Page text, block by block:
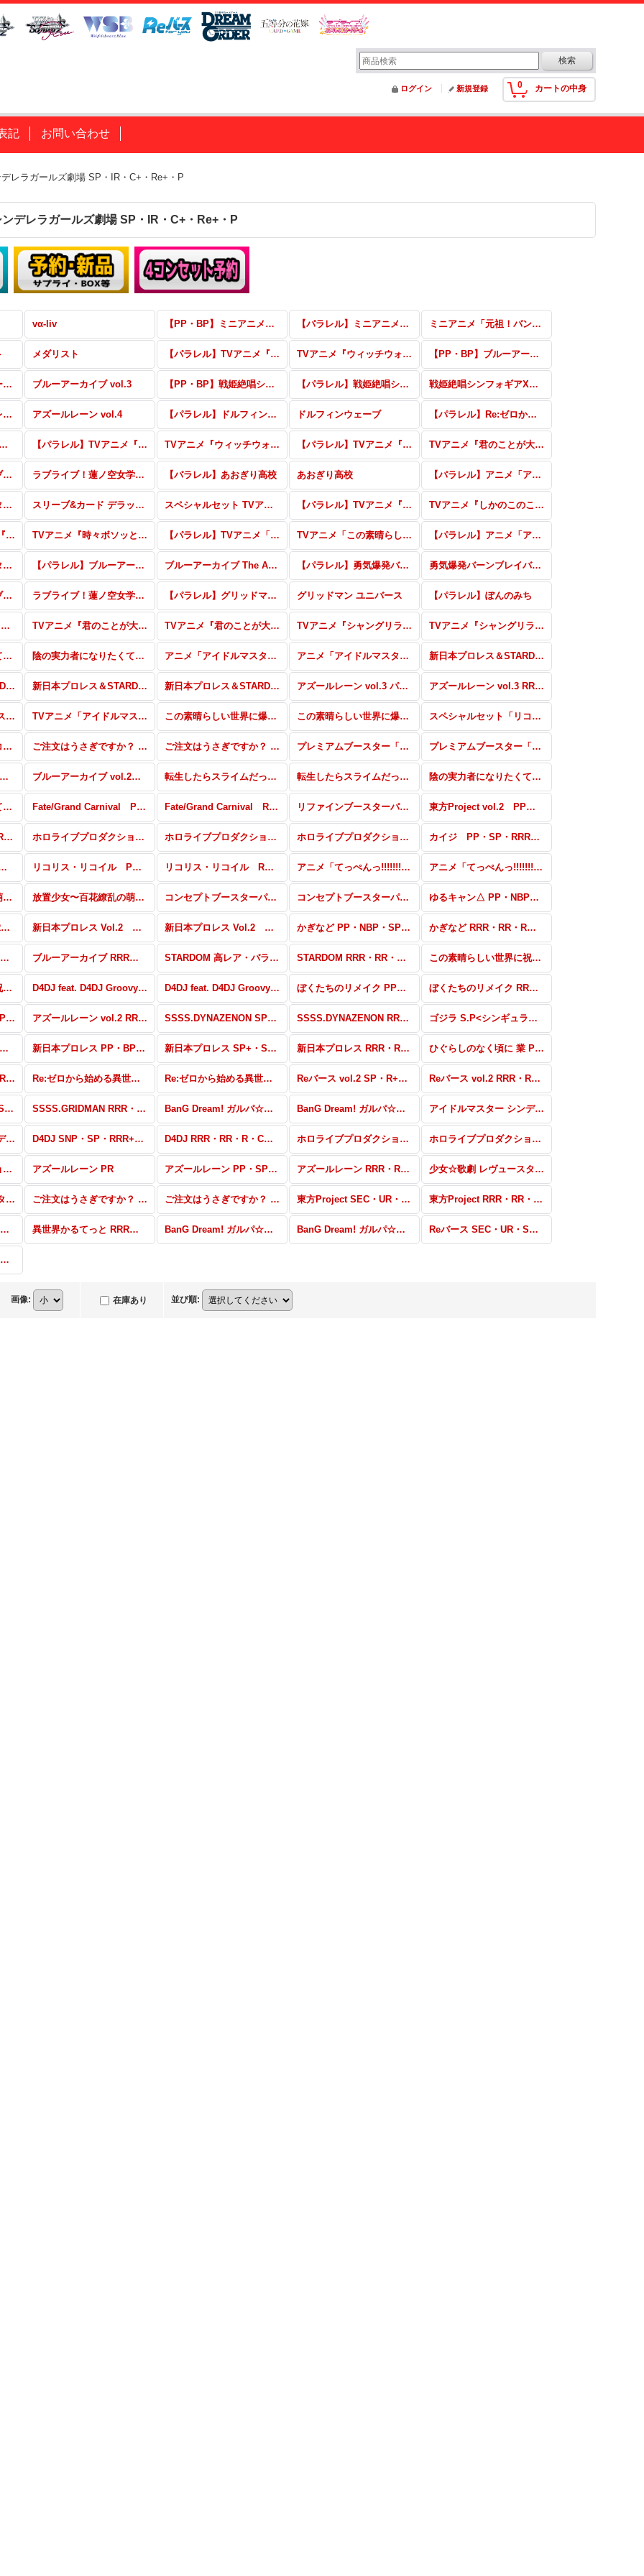
0 カートの中身
ログイン 新規登録
記 お問い合わせ
レラガールズ劇場 SP・IR・C+・Re+・P
デレラガールズ劇場 SP・IR・C+・Re+・P
vα-liv 【PP・BP】ミニアニメ「元祖！バンドリちゃん」 【パラレル】ミニアニメ「元祖！バンドリちゃん」 ミニアニメ「元祖！バンドリちゃん」
メダリスト 【パラレル】TVアニメ『ウィッチウォッチ』 vol.2 TVアニメ『ウィッチウォッチ』 vol.2 【PP・BP】ブルーアーカイブ vol.3
【パラレル】ブルーアーカイブ vol.3 ブルーアーカイブ vol.3 【PP・BP】戦姫絶唱シンフォギアXD UNLIMITED 【パラレル】戦姫絶唱シンフォギアXD UNLIMITED 戦姫絶唱シンフォギアXD UNLIMITED
【パラレル】アズールレーン vol.4 アズールレーン vol.4 【パラレル】ドルフィンウェーブ ドルフィンウェーブ 【パラレル】Re:ゼロから始める異世界生活 vol.2
始める異世界生活 vol.2 【パラレル】TVアニメ『ウィッチウォッチ』 TVアニメ『ウィッチウォッチ』 【パラレル】TVアニメ『君のことが大大大大大好きな100人の彼女』vol.2 TVアニメ『君のことが大大大大大好きな100人の彼女』vol.2
【パラレル】ラブライブ！蓮ノ空女学院スクールアイドルクラブ vol.2 ラブライブ！蓮ノ空女学院スクールアイドルクラブ vol.2 【パラレル】あおぎり高校 あおぎり高校 【パラレル】アニメ「アイドルマスター シャイニーカラーズ2nd season」
アニメ「アイドルマスター シャイニーカラーズ2nd season」 スリーブ&カード デラックスセット ラブライブ！蓮ノ空女学院スクールアイドルクラブ スペシャルセット TVアニメ『シャングリラ・フロンティア』 【パラレル】TVアニメ『しかのこのこのここしたんたん』 TVアニメ『しかのこのこのここしたんたん』
【パラレル】TVアニメ『時々ボソッとロシア語でデレる隣のアーリャさん』 TVアニメ『時々ボソッとロシア語でデレる隣のアーリャさん』 【パラレル】TVアニメ「この素晴らしい世界に祝福を！3」 TVアニメ「この素晴らしい世界に祝福を！3」 【パラレル】アニメ「アイドルマスター シャイニーカラーズ」
アニメ「アイドルマスター シャイニーカラーズ」 【パラレル】ブルーアーカイブ The Animation ブルーアーカイブ The Animation 【パラレル】勇気爆発バーンブレイバーン 勇気爆発バーンブレイバーン
【パラレル】ラブライブ！蓮ノ空女学院スクールアイドルクラブ ラブライブ！蓮ノ空女学院スクールアイドルクラブ 【パラレル】グリッドマン ユニバース グリッドマン ユニバース 【パラレル】ぽんのみち
ぽんのみち RRR・RR・R・C・Re TVアニメ『君のことが大大大大大好きな100人の彼女』パラレル TVアニメ『君のことが大大大大大好きな100人の彼女』RRR・RR・R・C・Re TVアニメ『シャングリラ・フロンティア』パラレル TVアニメ『シャングリラ・フロンティア』RRR・RR・R・C・Re
陰の実力者になりたくて！ vol.2 パラレル 陰の実力者になりたくて！ vol.2 RRR・RR・R・C・Re アニメ「アイドルマスター ミリオンライブ！」パラレル アニメ「アイドルマスター ミリオンライブ！」 RRR・RR・R・C・Re 新日本プロレス＆STARDOM パラレル(スターダム)
新日本プロレス＆STARDOM RRR・RR・R・C・Re(スターダム) 新日本プロレス＆STARDOM パラレル(新日本プロレス) 新日本プロレス＆STARDOM RRR・RR・R・C・Re(新日本プロレス) アズールレーン vol.3 パラレル アズールレーン vol.3 RRR・RR・R・C・Re
TVアニメ「アイドルマスター シンデレラガールズ U149」パラレル TVアニメ「アイドルマスター シンデレラガールズ U149」RRR・RR・R・C・Re この素晴らしい世界に爆焔を！ パラレル この素晴らしい世界に爆焔を！ RRR・RR・R・C・Re スペシャルセット「リコリス・リコイル」パラレル・PR
スペシャルセット「リコリス・リコイル」 ご注文はうさぎですか？ BLOOM vol.2 パラレル ご注文はうさぎですか？ BLOOM vol.2 RRR以下 プレミアムブースター「新日本プロレス＆STARDOM」 SSP・PBR+・PBP+ プレミアムブースター「新日本プロレス＆STARDOM」 PBR・PBP
ブルーアーカイブ vol.2 PP・NBP・SP・RRR+・RR+・C+・Re+ ブルーアーカイブ vol.2 RRR・RR・R・C・Re 転生したらスライムだった件 転スラ日記 PP・NBP・SP・Gre+・RRR+・RR+・R+・C+・Re+ 転生したらスライムだった件 転スラ日記 SDR・GRe・RRR・RR・R・C・Re 陰の実力者になりたくて！ PP・SP・GRe・RRR+・RR+・R+・C+・Re+
陰の実力者になりたくて！ SDR・GRe・RRR・RR・R・C・Re Fate/Grand Carnival PP・SP・RRR+・RR+・R+・C+・Re+ Fate/Grand Carnival RRR・RR・R・C・Re リファインブースターパック 東方Project PP・SP・RRR+・RR+・R+・C+・Re+・Re 東方Project vol.2 PP・SP・RRR+・RR+・R+・C+・Re+
東方Project vol.2 RRR・RR・R・C・Re ホロライブプロダクション Vol.2 SNP・PP・SP・RRR+・RR+・R+・C+・Re+ ホロライブプロダクション Vol.2 RRR・RR・R・C・Re ホロライブプロダクション Vol.2 パートナー カイジ PP・SP・RRR+・RR+・R+・C+・Re+・PR
RR・R・C・Re リコリス・リコイル PP・NBP・SP・RRR+・RR+・R+・C+・Re+・PR リコリス・リコイル RRR・RR・R・C・Re アニメ「てっぺんっ!!!!!!!!!!!!!!!」 PP・NBP・SP・RRR+・RR+・R+・C+・Re+・PR アニメ「てっぺんっ!!!!!!!!!!!!!!!」 RRR・RR・R・C・Re
放置少女〜百花繚乱の萌姫たち〜 SNP・PP・SP・RRR+・RR+・R+・C+・Re+・PR 放置少女〜百花繚乱の萌姫たち〜 RRR・RR・R・C・Re コンセプトブースターパック「BanG Dream! ガルパ☆ピコ ふぃーばー！」 UR・SP・CP コンセプトブースターパック「BanG Dream! ガルパ☆ピコ ふぃーばー！」 SS・S ゆるキャン△ PP・NBP・SP・RRR+・RR+・C+・Re+
ゆるキャン△ RRR・RR・R・C・Re 新日本プロレス Vol.2 高レア・パラレル 新日本プロレス Vol.2 RRR・RR・R・C・Re かぎなど PP・NBP・SP・RRR+・RR+・C+・Re+ かぎなど RRR・RR・R・C・Re
ブルーアーカイブ PP・NBP・SP・RRR+・RR+・C+・Re+ ブルーアーカイブ RRR・RR・R・C・Re STARDOM 高レア・パラレル STARDOM RRR・RR・R・C・Re この素晴らしい世界に祝福を！ 高レア・パラレル
この素晴らしい世界に祝福を！ RRR・RR・R・C・Re D4DJ feat. D4DJ Groovy Mix+Edition PP・SP・RRR+・RR+・R+・C+・Re+ D4DJ feat. D4DJ Groovy Mix+Edition RRR・RR・R・C・Re ぼくたちのリメイク PP・SP・RRR+・RR+・R+・C+・Re+ ぼくたちのリメイク RRR・RR・R・C・Re
アズールレーン vol.2 PP・NBP・SP・RRR+・RR+・R+・C+・Re+ アズールレーン vol.2 RRR・RR・R・C・Re SSSS.DYNAZENON SP・R+・C+・ReR+・ReC+ SSSS.DYNAZENON RRR・RR・R・C・Re ゴジラ S.P<シンギュラポイント> SPR・RRR+・RR+・R+・C+・Re+
ゴジラ S.P<シンギュラポイント> RRR・RR・R・C・Re 新日本プロレス PP・BP+・BP・PR 新日本プロレス SP+・SP・RR+・R+・C+・Re+ 新日本プロレス RRR・RR・R・C・Re ひぐらしのなく頃に 業 PP・ReSP・SP・BP+・BP・RRR+・RR+・R+・C+・Re+
ひぐらしのなく頃に 業 RRR・RR・R・C・ReR・ReC Re:ゼロから始める異世界生活 SP・R+・C+・ReR+・ReC+ Re:ゼロから始める異世界生活 RRR・RR・R・C・ReR・ReC Reバース vol.2 SP・R+・C+・ReR+・ReC+ Reバース vol.2 RRR・RR・R・C・ReR・ReC
SSSS.GRIDMAN PP・SP・RRR+・RR+・R+・C+・Re+・PR SSSS.GRIDMAN RRR・RR・R・C・Re BanG Dream! ガルパ☆ピコ 〜大盛り〜 SP・NBP・PR・RRR＋・RR＋・R＋・C＋・Re＋ BanG Dream! ガルパ☆ピコ 〜大盛り〜 RRR・RR・R・C・Re アイドルマスター シンデレラガールズ劇場 SP・IR・C+・Re+・P
アイドルマスター シンデレラガールズ劇場 HR・RR・R・C・ReR・ReC D4DJ SNP・SP・RRR+・R+・C+・ReR+・ReC+ D4DJ RRR・RR・R・C・ReR・ReC ホロライブプロダクション SP・SNP ホロライブプロダクション R+・C+・ReR+・ReC+・BP
ホロライブプロダクション RRR・RR・R・C・ReR・ReC アズールレーン PR アズールレーン PP・SP・RRR+・RR+・R+・C+・ReR+・ReC+ アズールレーン RRR・RR・R・C・ReR・ReC 少女☆歌劇 レヴュースタァライト -Re LIVE- SP・R+・C+・ReR+・ReC+
少女☆歌劇 レヴュースタァライト -Re LIVE- RRR・RR・R・C・ReR・ReC ご注文はうさぎですか？ BLOOM PP・SP・RRR+・RR+・R+・C+・ReR+・ReC+ ご注文はうさぎですか？ BLOOM RRR・RR・R・C・ReR・ReC 東方Project SEC・UR・SP・SR+・SR 東方Project RRR・RR・R・C・ReR・ReC
異世界かるてっと UR・SP+・SR+・SR 異世界かるてっと RRR・RR・R・C・ReR・ReC BanG Dream! ガルパ☆ピコ SEC・UR・SP+・SP・SR+・SR BanG Dream! ガルパ☆ピコ RRR・RR・R・C・ReR・ReC Reバース SEC・UR・SP+・SR+・SR
Reバース RRR・RR・R・C・ReR・ReC
画像: 在庫あり 並び順: